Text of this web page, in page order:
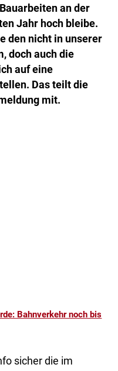
an der
Jahr hoch bleibe.
den nicht in unserer
doch auch die
auf eine
Das teilt die
mit.
Bahnverkehr noch bis
sicher die im